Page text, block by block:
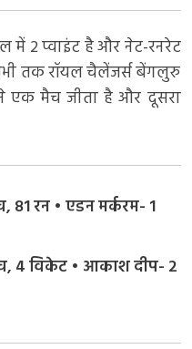
में 2 प्वाइंट है और नेट-रनरेट
तक रॉयल चैलेंजर्स बेंगलुरु
ने एक मैच जीता है और दूसरा
रन • एडन मर्करम- 1
4 विकेट • आकाश दीप- 2